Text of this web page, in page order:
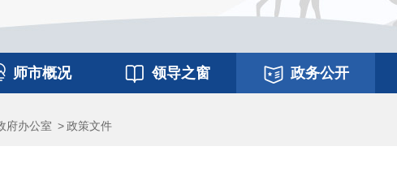
师市概况 领导之窗 政务公开
府办公室 >政策文件